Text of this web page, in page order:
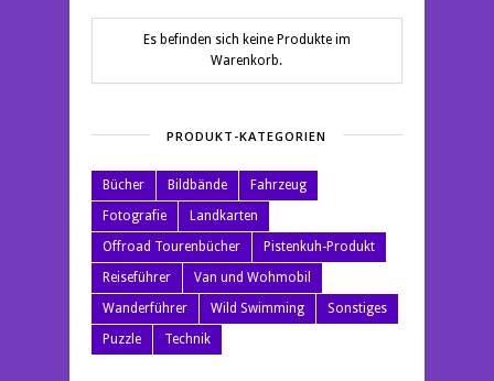
Es befinden sich keine Produkte im
Warenkorb.
PRODUKT-KATEGORIEN
Bücher Bildbände
Fahrzeug
Fotografie
Landkarten
Offroad Tourenbücher
Pistenkuh-Produkt
Reiseführer
Van und Wohmobil
Wanderführer
Wild Swimming
Sonstiges
Puzzle
Technik